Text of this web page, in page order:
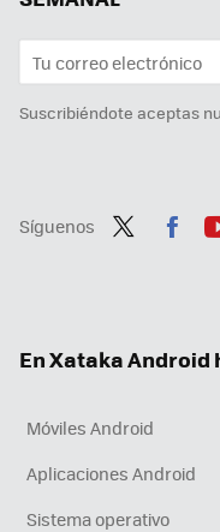
Suscribiéndote aceptas
Síguenos
En Xataka Android
Móviles Android
Aplicaciones Android
Sistema operativo